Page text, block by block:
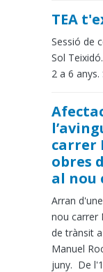
TEA
Sessió de
Sol
2 a 6
carrer
obres
al nou
Arran
nou carrer
de trànsit
Manuel
juny. De